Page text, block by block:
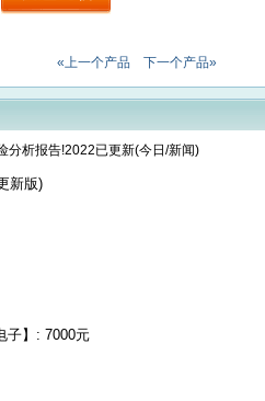
«上一个产品 下一个产品»
分析报告!2022已更新(今日/新闻)
新版)
子】: 7000元